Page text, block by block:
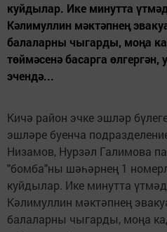
куйдылар. Ике минутта
Кәлимуллин мәктәпнең
балаларны чыгарды, моңа
төймәсенә басарга
эчендә...
Кичә район эчке эшләр
эшләре буенча
Низамов, Нурзәл Галимова
"бомба"ны шәһәрнең 1
куйдылар. Ике минутта
Кәлимуллин мәктәпнең
балаларны чыгарды, моңа